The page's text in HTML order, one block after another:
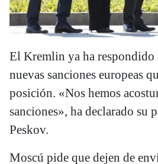
El Kremlin ya ha
nuevas sanciones europeas
posición. «Nos hemos
sanciones», ha declarado su
Peskov.
Moscú pide que dejen de